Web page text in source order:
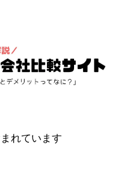
れています